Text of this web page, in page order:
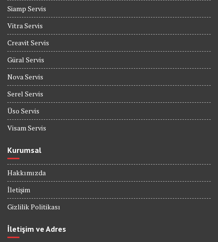
Siamp Servis
Vitra Servis
Creavit Servis
Güral Servis
Nova Servis
Serel Servis
Üso Servis
Visam Servis
Kurumsal
Hakkımızda
İletişim
Gizlilik Politikası
İletişim ve Adres